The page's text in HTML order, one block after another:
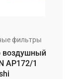
фильтры
воздушный
AP172/1